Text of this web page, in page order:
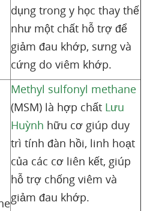
dụng trong y học thay thế
như một chất hỗ trợ để
giảm đau khớp, sưng và
cứng do viêm khớp.
Methyl sulfonyl methane
(MSM) là hợp chất Lưu
Huỳnh hữu cơ giúp duy
trì tính đàn hồi, linh hoạt
của các cơ liên kết, giúp
hỗ trợ chống viêm và
giảm đau khớp.